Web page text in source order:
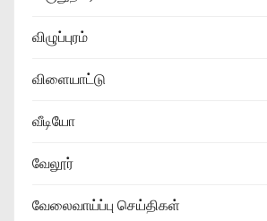
விழுப்புரம்
விளையாட்டு
வீடியோ
வேலூர்
வேலைவாய்ப்பு செய்திகள்